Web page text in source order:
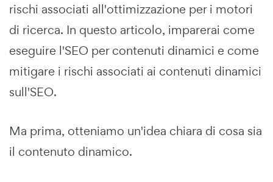
rischi associati all'ottimizzazione per i motori
di ricerca. In questo articolo, imparerai come
eseguire l'SEO per contenuti dinamici e come
mitigare i rischi associati ai contenuti dinamici
sull'SEO.
Ma prima, otteniamo un'idea chiara di cosa sia
il contenuto dinamico.